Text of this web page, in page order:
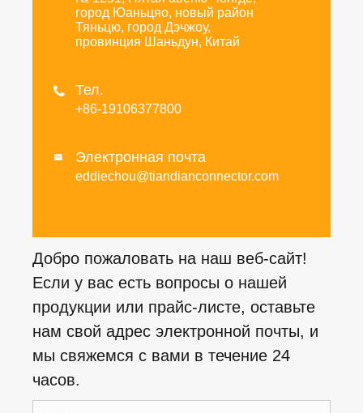
город Юаньцяо, новый район
Тяньцю, город Дэчжоу,
провинция Шаньдун, Китай
 Тел.
+86-19106377800
 Электронная почта
eddiechou@tiandianconnector.com
Добро пожаловать на наш веб-сайт!
Если у вас есть вопросы о нашей
продукции или прайс-листе, оставьте
нам свой адрес электронной почты, и
мы свяжемся с вами в течение 24
часов.